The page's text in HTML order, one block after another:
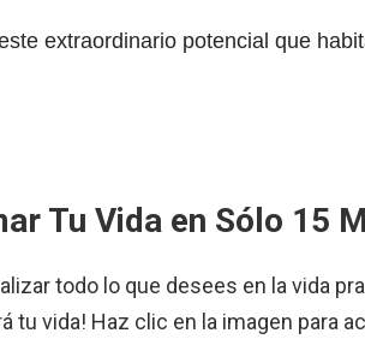
extraordinario potencial que
Tu Vida en Sólo 15
todo lo que desees en la vida
tu vida! Haz clic en la imagen para